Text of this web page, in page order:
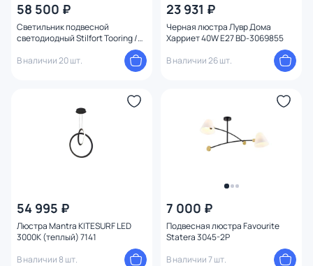
58 500 ₽
Светильник подвесной
светодиодный Stilfort Tooring /
Туринг LED 2800-6500К (теплый,
белый, холодный) 4006/02/02P
В наличии 20 шт.
23 931 ₽
Черная люстра Лувр Дома
Харриет 40W E27 BD-3069855
В наличии 26 шт.
54 995 ₽
Люстра Mantra KITESURF LED
3000К (теплый) 7141
В наличии 8 шт.
7 000 ₽
Подвесная люстра Favourite
Statera 3045-2P
В наличии 7 шт.